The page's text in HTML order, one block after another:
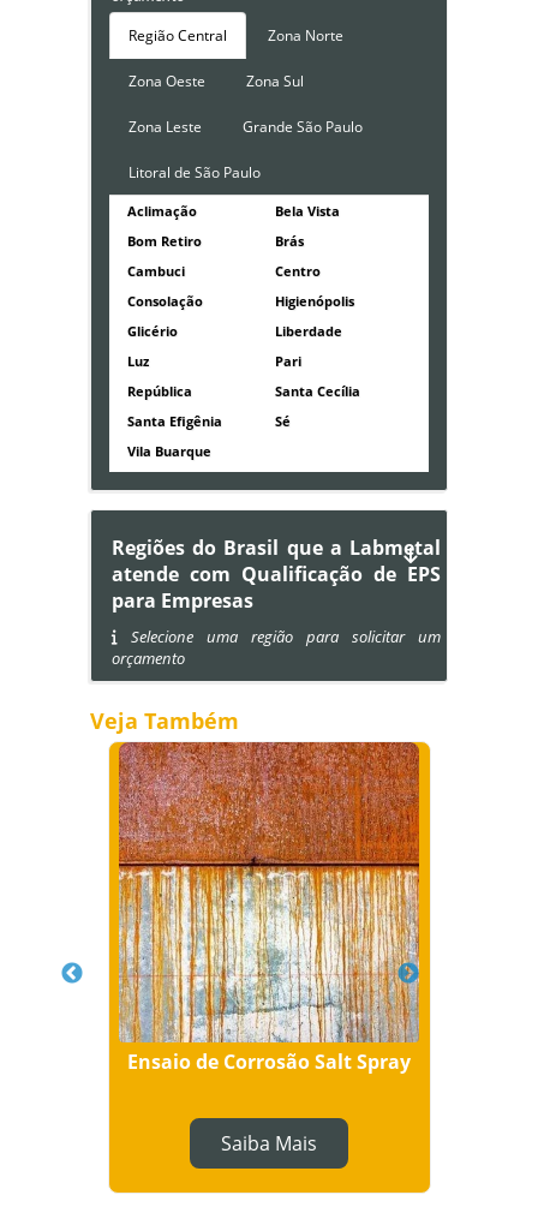
Região Central Zona Norte
Zona Oeste Zona Sul
Zona Leste Grande São Paulo
Litoral de São Paulo
Aclimação
Bela Vista
Bom Retiro
Brás
Cambuci
Centro
Consolação
Higienópolis
Glicério
Liberdade
Luz
Pari
República
Santa Cecília
Santa Efigênia
Sé
Vila Buarque
Regiões do Brasil que a Labmetal
atende com Qualificação de EPS
para Empresas
Selecione uma região para solicitar um
orçamento
Veja Também
Ensaio de Corrosão Salt Spray
Saiba Mais